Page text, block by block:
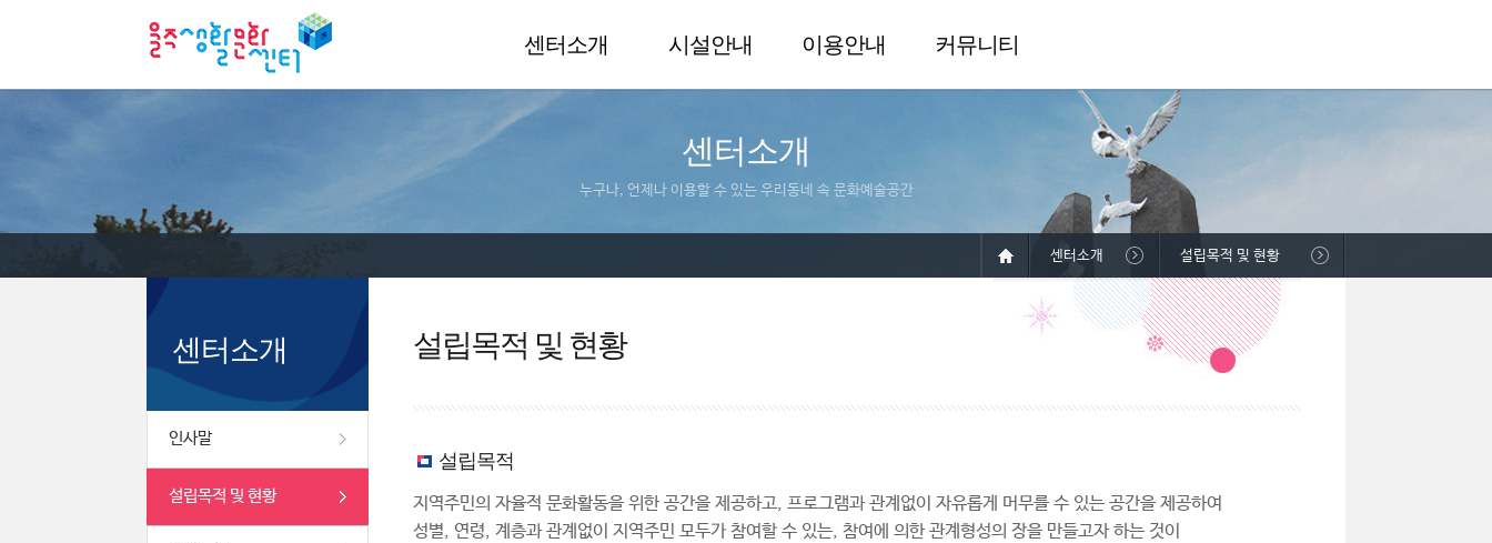
센터소개 시설안내 이용안내 커뮤니티
센터소개
누구나, 언제나 이용할 수 있는 우리동네 속 문화예술공간
센터소개
인사말
설립목적 및 현황
센터소개 설립목적 및 현황
설립목적 및 현황
설립목적
지역주민의 자율적 문화활동을 위한 공간을 제공하고, 프로그램과 관계없이 자유롭게 머무를 수 있는 공간을 제공하여
성별, 연령, 계층과 관계없이 지역주민 모두가 참여할 수 있는, 참여에 의한 관계형성의 장을 만들고자 하는 것이